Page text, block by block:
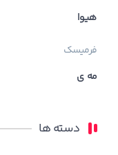
هیوا
فرمیسک
مه ی
دسته ها